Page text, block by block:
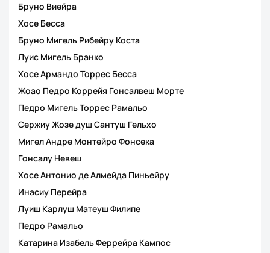
Бруно Виейра
Хосе Бесса
Бруно Мигель Рибейру Коста
Луис Мигель Бранко
Хосе Армандо Торрес Бесса
Жоао Педро Коррейя Гонсалвеш Морте
Педро Мигель Торрес Рамальо
Сержиу Жозе душ Сантуш Гельхо
Мигел Андре Монтейро Фонсека
Гонсалу Невеш
Хосе Антонио де Алмейда Пиньейру
Инасиу Перейра
Луиш Карлуш Матеуш Филипе
Педро Рамальо
Катарина Изабель Феррейра Кампос